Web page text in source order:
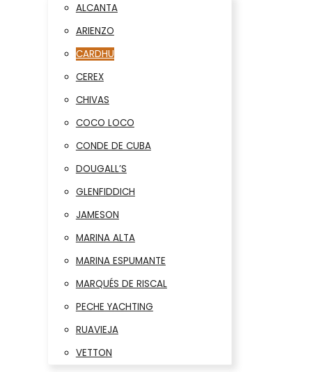
ALCANTA
ARIENZO
CARDHU
CEREX
CHIVAS
COCO LOCO
CONDE DE CUBA
DOUGALL’S
GLENFIDDICH
JAMESON
MARINA ALTA
MARINA ESPUMANTE
MARQUÉS DE RISCAL
PECHE YACHTING
RUAVIEJA
VETTON